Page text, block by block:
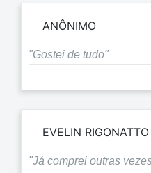
ANÔNIMO
"Gostei de tudo"
EVELIN
"Já comprei outras